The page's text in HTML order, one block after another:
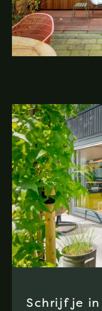
Schrijf je